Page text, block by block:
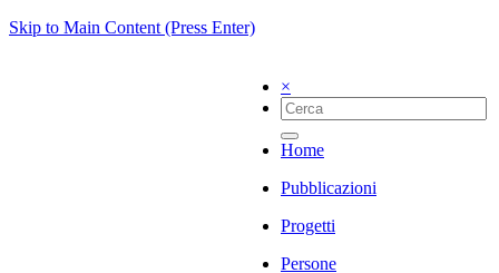
Skip to Main Content (Press Enter)
×
Home
Pubblicazioni
Progetti
Persone